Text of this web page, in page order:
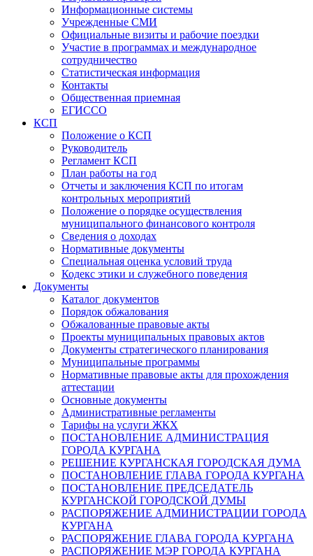
Информационные системы
Учрежденные СМИ
Официальные визиты и рабочие поездки
Участие в программах и международное
сотрудничество
Статистическая информация
Контакты
Общественная приемная
ЕГИССО
КСП
Положение о КСП
Руководитель
Регламент КСП
План работы на год
Отчеты и заключения КСП по итогам
контрольных мероприятий
Положение о порядке осуществления
муниципального финансового контроля
Сведения о доходах
Нормативные документы
Специальная оценка условий труда
Кодекс этики и служебного поведения
Документы
Каталог документов
Порядок обжалования
Обжалованные правовые акты
Проекты муниципальных правовых актов
Документы стратегического планирования
Муниципальные программы
Нормативные правовые акты для прохождения
аттестации
Основные документы
Административные регламенты
Тарифы на услуги ЖКХ
ПОСТАНОВЛЕНИЕ АДМИНИСТРАЦИЯ
ГОРОДА КУРГАНА
РЕШЕНИЕ КУРГАНСКАЯ ГОРОДСКАЯ ДУМА
ПОСТАНОВЛЕНИЕ ГЛАВА ГОРОДА КУРГАНА
ПОСТАНОВЛЕНИЕ ПРЕДСЕДАТЕЛЬ
КУРГАНСКОЙ ГОРОДСКОЙ ДУМЫ
РАСПОРЯЖЕНИЕ АДМИНИСТРАЦИИ ГОРОДА
КУРГАНА
РАСПОРЯЖЕНИЕ ГЛАВА ГОРОДА КУРГАНА
РАСПОРЯЖЕНИЕ МЭР ГОРОДА КУРГАНА